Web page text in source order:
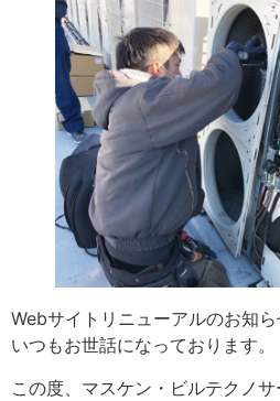
Webサイトリニューアルのお知
いつもお世話になっております。
この度、マスケン・ビルテクノ